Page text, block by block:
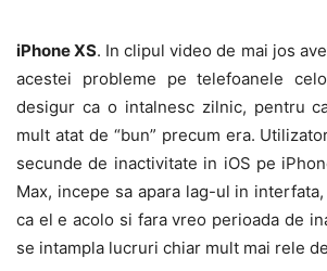
iPhone XS. In clipul video de mai jos
acestei probleme pe telefoanele
desigur ca o intalnesc zilnic, pentru
mult atat de “bun” precum era.
secunde de inactivitate in iOS pe
Max, incepe sa apara lag-ul in
ca el e acolo si fara vreo perioada de
se intampla lucruri chiar mult mai rele